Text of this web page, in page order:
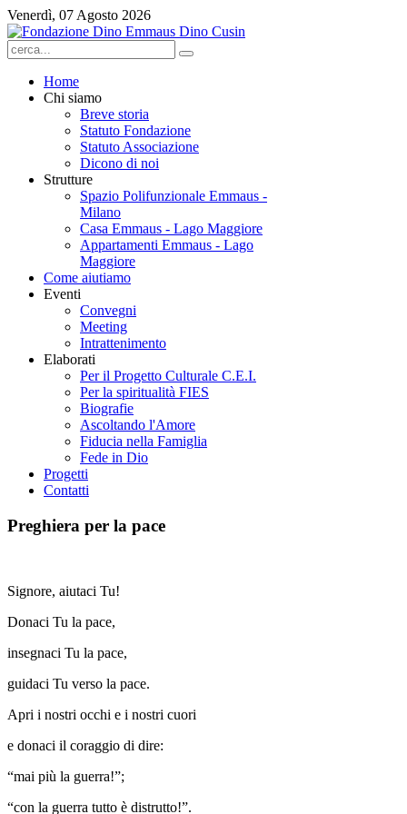
Venerdì, 07 Agosto 2026
Home
Chi siamo
Breve storia
Statuto Fondazione
Statuto Associazione
Dicono di noi
Strutture
Spazio Polifunzionale Emmaus -
Milano
Casa Emmaus - Lago Maggiore
Appartamenti Emmaus - Lago
Maggiore
Come aiutiamo
Eventi
Convegni
Meeting
Intrattenimento
Elaborati
Per il Progetto Culturale C.E.I.
Per la spiritualità FIES
Biografie
Ascoltando l'Amore
Fiducia nella Famiglia
Fede in Dio
Progetti
Contatti
Preghiera per la pace
Signore, aiutaci Tu!
Donaci Tu la pace,
insegnaci Tu la pace,
guidaci Tu verso la pace.
Apri i nostri occhi e i nostri cuori
e donaci il coraggio di dire:
“mai più la guerra!”;
“con la guerra tutto è distrutto!”.